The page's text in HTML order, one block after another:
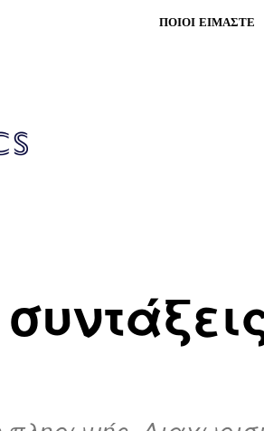
ΠΟΙΟΙ ΕΙΜΑΣΤΕ